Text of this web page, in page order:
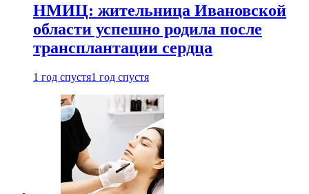
НМИЦ: жительница Ивановской
области успешно родила после
трансплантации сердца
1 год спустя1 год спустя